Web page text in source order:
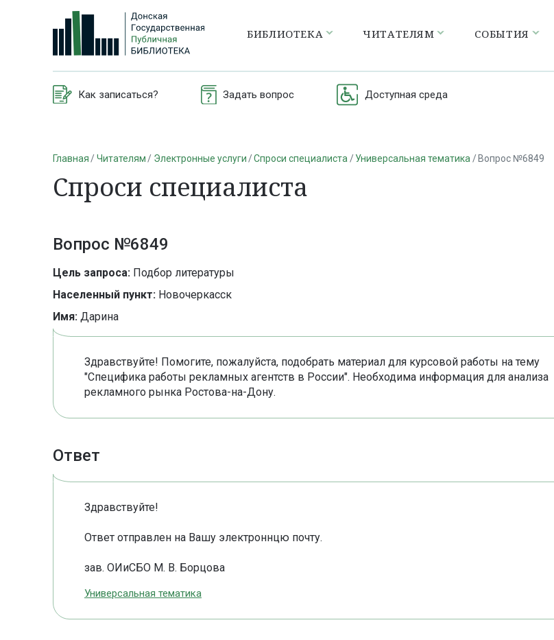
БИБЛИОТЕКА ЧИТАТЕЛЯМ СОБЫТИЯ
Как записаться? Задать вопрос Доступная среда
Главная Читателям Электронные услуги Спроси специалиста Универсальная тематика Вопрос №6849
Спроси специалиста
Вопрос №6849
Цель запроса: Подбор литературы
Населенный пункт: Новочеркасск
Имя: Дарина
Здравствуйте! Помогите, пожалуйста, подобрать материал для курсовой работы на тему
"Специфика работы рекламных агентств в России". Необходима информация для анализа
рекламного рынка Ростова-на-Дону.
Ответ
Здравствуйте!
Ответ отправлен на Вашу электроннцю почту.
зав. ОИиСБО М. В. Борцова
Универсальная тематика